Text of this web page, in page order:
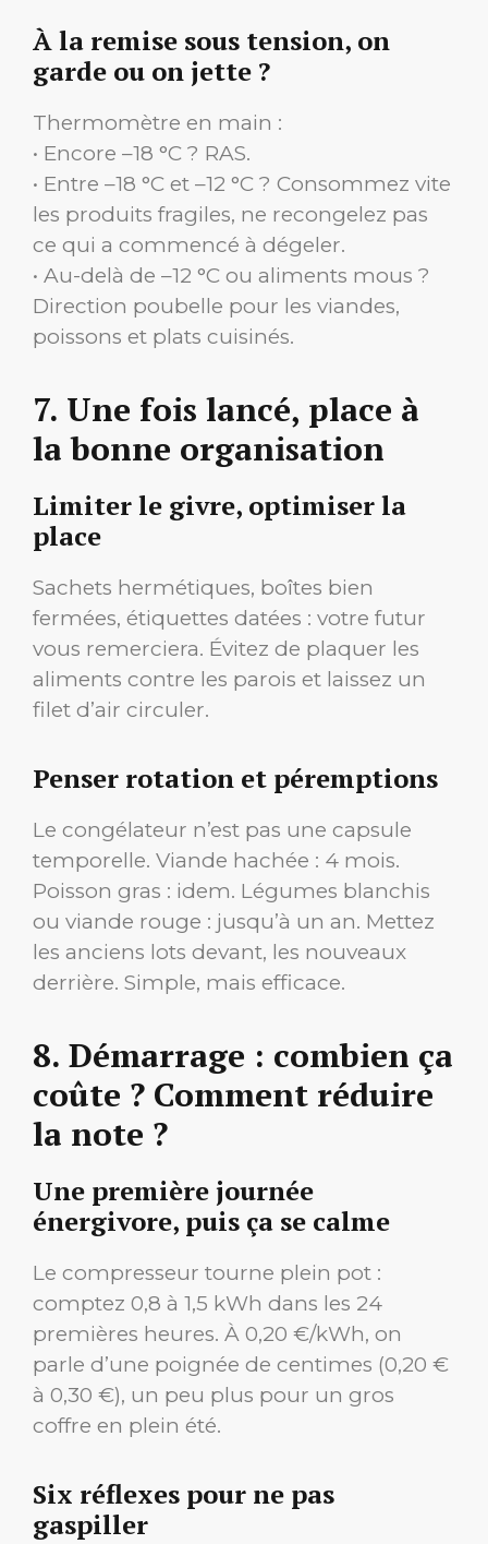
À la remise sous tension, on
garde ou on jette ?
Thermomètre en main :
• Encore –18 °C ? RAS.
• Entre –18 °C et –12 °C ? Consommez vite
les produits fragiles, ne recongelez pas
ce qui a commencé à dégeler.
• Au-delà de –12 °C ou aliments mous ?
Direction poubelle pour les viandes,
poissons et plats cuisinés.
7. Une fois lancé, place à
la bonne organisation
Limiter le givre, optimiser la
place
Sachets hermétiques, boîtes bien
fermées, étiquettes datées : votre futur
vous remerciera. Évitez de plaquer les
aliments contre les parois et laissez un
filet d’air circuler.
Penser rotation et péremptions
Le congélateur n’est pas une capsule
temporelle. Viande hachée : 4 mois.
Poisson gras : idem. Légumes blanchis
ou viande rouge : jusqu’à un an. Mettez
les anciens lots devant, les nouveaux
derrière. Simple, mais efficace.
8. Démarrage : combien ça
coûte ? Comment réduire
la note ?
Une première journée
énergivore, puis ça se calme
Le compresseur tourne plein pot :
comptez 0,8 à 1,5 kWh dans les 24
premières heures. À 0,20 €/kWh, on
parle d’une poignée de centimes (0,20 €
à 0,30 €), un peu plus pour un gros
coffre en plein été.
Six réflexes pour ne pas
gaspiller